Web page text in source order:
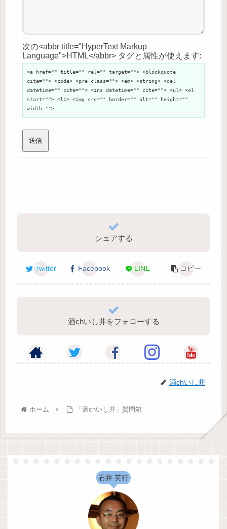
次の<abbr title="HyperText Markup
Language">HTML</abbr> タグと属性が使えます:
<a href="" title="" rel="" target=""> <blockquote
cite=""> <code> <pre class=""> <em> <strong> <del
datetime="" cite=""> <ins datetime="" cite=""> <ul> <ol
start=""> <li> <img src="" border="" alt="" height=""
width="">
送信
シェアする
Twitter Facebook LINE コピー
酒chいし井をフォローする
酒chいし井
ホーム 「酒chいし井」質問箱
石井 英行